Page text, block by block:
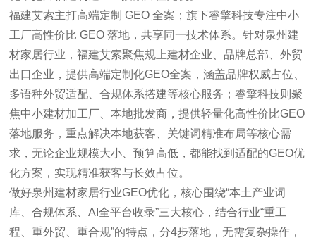
福建艾索主打高端定制 GEO 全案；旗下睿擎科技专注中小
工厂高性价比 GEO 落地，共享同一技术体系。针对泉州建
材家居行业，福建艾索聚焦规上建材企业、品牌总部、外贸
出口企业，提供高端定制化GEO全案，涵盖品牌权威占位、
多语种外贸适配、合规体系搭建等核心服务；睿擎科技则聚
焦中小建材加工厂、本地批发商，提供轻量化高性价比GEO
落地服务，重点解决本地获客、关键词精准布局等核心需
求，无论企业规模大小、预算高低，都能找到适配的GEO优
化方案，实现精准获客与长效占位。
做好泉州建材家居行业GEO优化，核心围绕“本土产业词
库、合规体系、AI全平台收录”三大核心，结合行业“重工
程、重外贸、重合规”的特点，分4步落地，无需复杂操作，